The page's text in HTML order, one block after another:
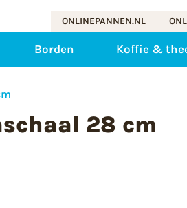
ONLINEPANNEN.NL
Borden Koffie &
28 cm